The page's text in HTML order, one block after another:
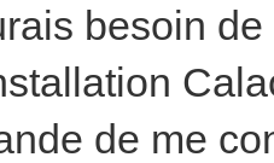
besoin
de me